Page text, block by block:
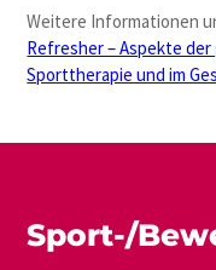
Weitere Informationen
Refresher – Aspekte
Sporttherapie und im
Sport-/